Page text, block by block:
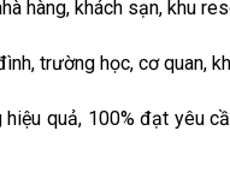
hàng, khách sạn, khu
trường học, cơ quan,
quả, 100% đạt yêu